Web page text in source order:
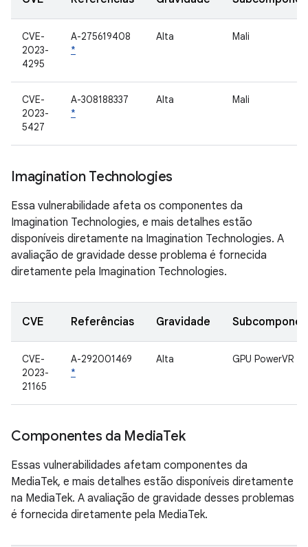
CVE-
2023-
4295
A-275619408
*
Alta Mali
CVE-
2023-
5427
A-308188337
*
Alta Mali
Imagination Technologies
Essa vulnerabilidade afeta os componentes da
Imagination Technologies, e mais detalhes estão
disponíveis diretamente na Imagination Technologies. A
avaliação de gravidade desse problema é fornecida
diretamente pela Imagination Technologies.
CVE Referências Gravidade
CVE-
2023-
21165
A-292001469
*
Alta GPU PowerVR
Componentes da MediaTek
Essas vulnerabilidades afetam componentes da
MediaTek, e mais detalhes estão disponíveis diretamente
na MediaTek. A avaliação de gravidade desses problemas
é fornecida diretamente pela MediaTek.